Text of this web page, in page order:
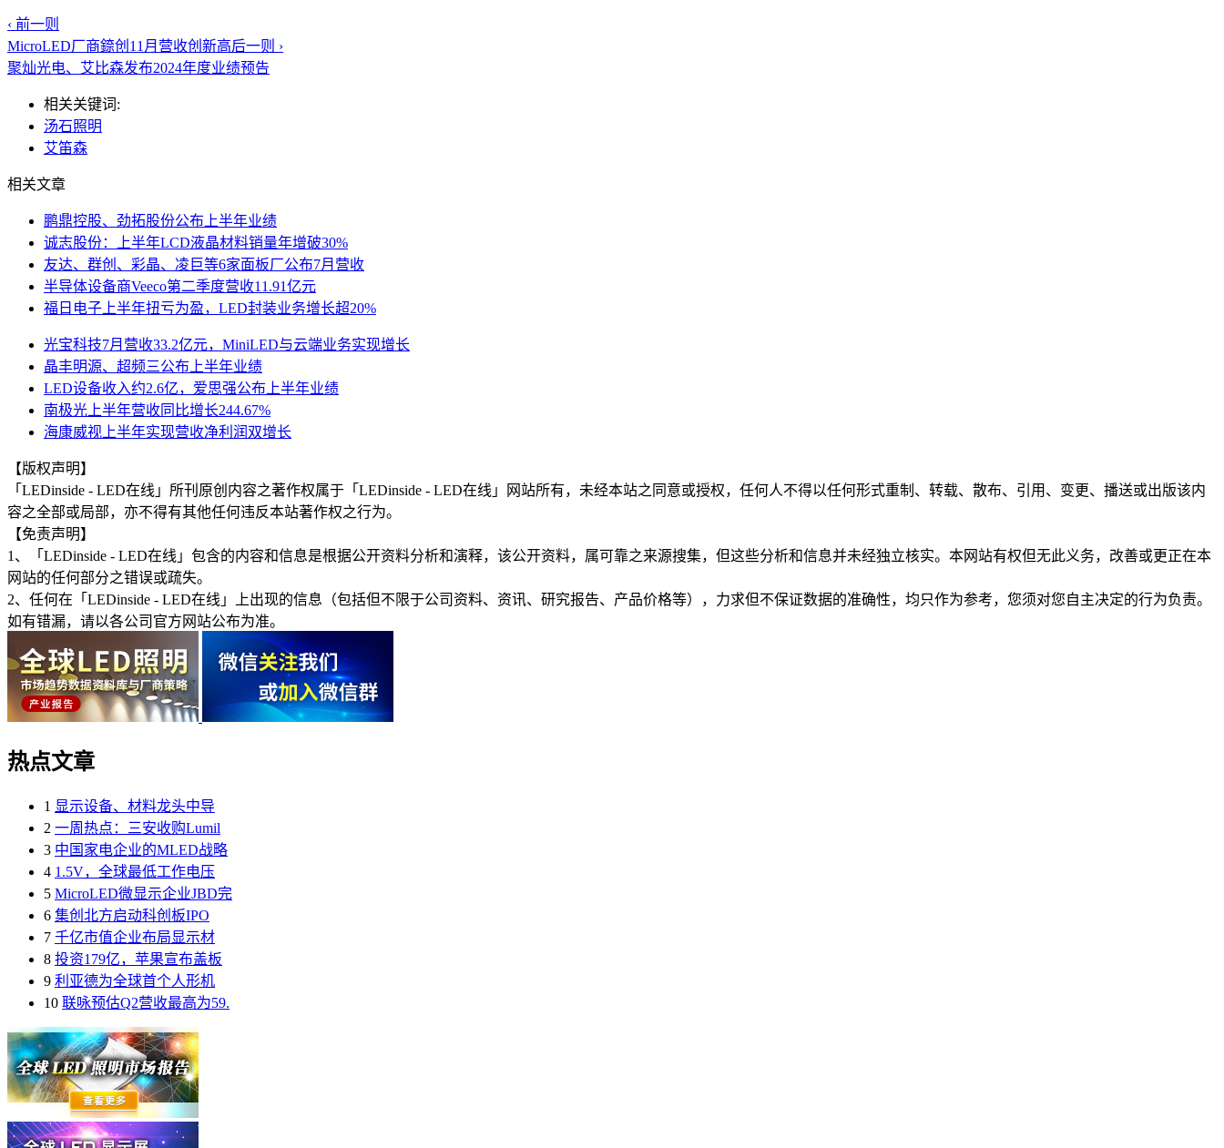
‹ 前一则
MicroLED厂商錼创11月营收创新高后一则 ›
聚灿光电、艾比森发布2024年度业绩预告
相关关键词:
汤石照明
艾笛森
相关文章
鹏鼎控股、劲拓股份公布上半年业绩
诚志股份：上半年LCD液晶材料销量年增破30%
友达、群创、彩晶、凌巨等6家面板厂公布7月营收
半导体设备商Veeco第二季度营收11.91亿元
福日电子上半年扭亏为盈，LED封装业务增长超20%
光宝科技7月营收33.2亿元，MiniLED与云端业务实现增长
晶丰明源、超频三公布上半年业绩
LED设备收入约2.6亿，爱思强公布上半年业绩
南极光上半年营收同比增长244.67%
海康威视上半年实现营收净利润双增长
【版权声明】
「LEDinside - LED在线」所刊原创内容之著作权属于「LEDinside - LED在线」网站所有，未经本站之同意或授权，任何人不得以任何形式重制、转载、散布、引用、变更、播送或出版该内
容之全部或局部，亦不得有其他任何违反本站著作权之行为。
【免责声明】
1、「LEDinside - LED在线」包含的内容和信息是根据公开资料分析和演释，该公开资料，属可靠之来源搜集，但这些分析和信息并未经独立核实。本网站有权但无此义务，改善或更正在本
网站的任何部分之错误或疏失。
2、任何在「LEDinside - LED在线」上出现的信息（包括但不限于公司资料、资讯、研究报告、产品价格等），力求但不保证数据的准确性，均只作为参考，您须对您自主决定的行为负责。
如有错漏，请以各公司官方网站公布为准。
热点文章
1 显示设备、材料龙头中导
2 一周热点：三安收购Lumil
3 中国家电企业的MLED战略
4 1.5V，全球最低工作电压
5 MicroLED微显示企业JBD完
6 集创北方启动科创板IPO
7 千亿市值企业布局显示材
8 投资179亿，苹果宣布盖板
9 利亚德为全球首个人形机
10 联咏预估Q2营收最高为59.